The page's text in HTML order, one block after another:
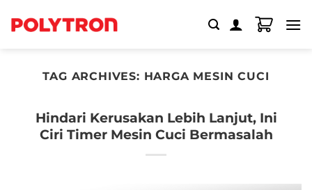
TAG ARCHIVES: HARGA MESIN CUCI
Hindari Kerusakan Lebih Lanjut, Ini
Ciri Timer Mesin Cuci Bermasalah